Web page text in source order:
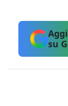
su